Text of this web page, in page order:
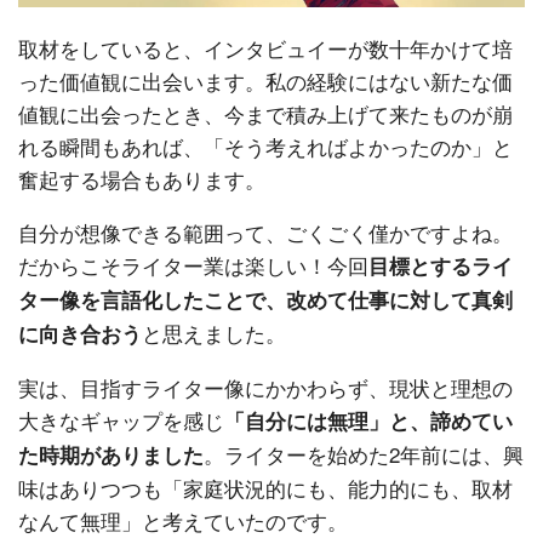
取材をしていると、インタビュイーが数十年かけて培
った価値観に出会います。私の経験にはない新たな価
値観に出会ったとき、今まで積み上げて来たものが崩
れる瞬間もあれば、「そう考えればよかったのか」と
奮起する場合もあります。
自分が想像できる範囲って、ごくごく僅かですよね。
だからこそライター業は楽しい！今回目標とするライ
ター像を言語化したことで、改めて仕事に対して真剣
に向き合おう と思えました。
実は、目指すライター像にかかわらず、現状と理想の
大きなギャップを感じ 「自分には無理」と、諦めてい
た時期がありました。ライターを始めた2年前には、興
味はありつつも「家庭状況的にも、能力的にも、取材
なんて無理」と考えていたのです。